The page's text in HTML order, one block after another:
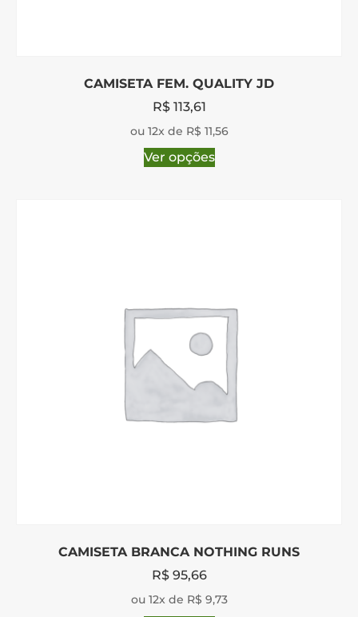
CAMISETA FEM. QUALITY JD
R$113,61
ou 12x de R$ 11,56
Ver opções
CAMISETA BRANCA NOTHING RUNS
R$95,66
ou 12x de R$ 9,73